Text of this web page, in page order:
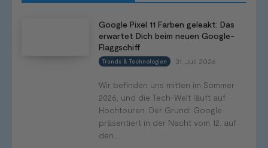
Google Pixel 11 Farben geleakt: Das
erwartet Dich beim neuen Google-
Flaggschiff
Trends & Technologien 31. Juli 2026
Wir befinden uns mitten im Sommer
2026, und die Tech-Welt läuft auf
Hochtouren. Der Grund: Google
präsentiert in der Nacht vom 12. auf
den...